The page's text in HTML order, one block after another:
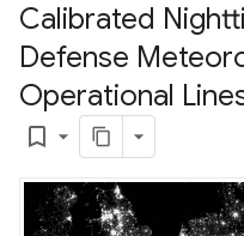
Calibrated
Defense
Operational
bookmark_border